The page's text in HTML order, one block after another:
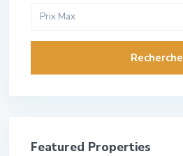
Recherche
Featured Properties